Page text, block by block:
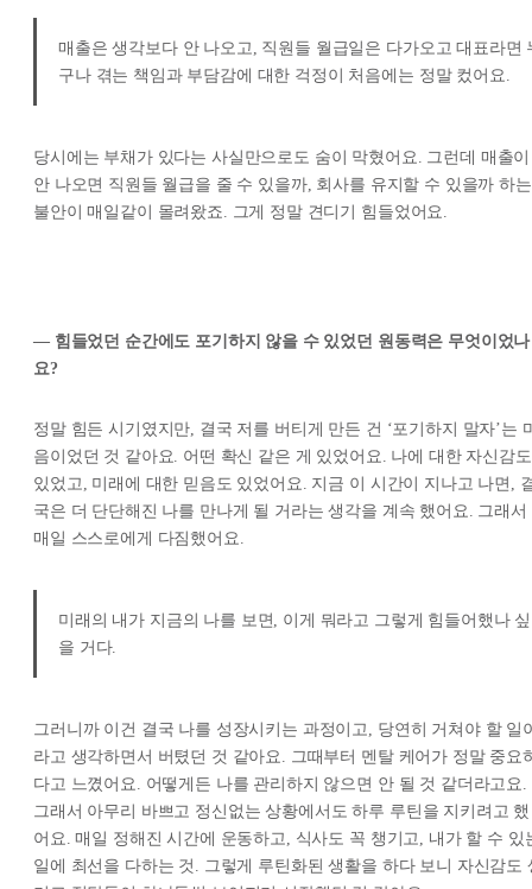
매출은 생각보다 안 나오고, 직원들 월급일은 다가오고 대표라면
구나 겪는 책임과 부담감에 대한 걱정이 처음에는 정말 컸어요.
당시에는 부채가 있다는 사실만으로도 숨이 막혔어요. 그런데 매출이
안 나오면 직원들 월급을 줄 수 있을까, 회사를 유지할 수 있을까 하는
불안이 매일같이 몰려왔죠. 그게 정말 견디기 힘들었어요.
— 힘들었던 순간에도 포기하지 않을 수 있었던 원동력은 무엇이었나
요?
정말 힘든 시기였지만, 결국 저를 버티게 만든 건 ‘포기하지 말자’는
음이었던 것 같아요. 어떤 확신 같은 게 있었어요. 나에 대한 자신감도
있었고, 미래에 대한 믿음도 있었어요. 지금 이 시간이 지나고 나면,
국은 더 단단해진 나를 만나게 될 거라는 생각을 계속 했어요. 그래서
매일 스스로에게 다짐했어요.
미래의 내가 지금의 나를 보면, 이게 뭐라고 그렇게 힘들어했나 싶
을 거다.
그러니까 이건 결국 나를 성장시키는 과정이고, 당연히 거쳐야 할 일
라고 생각하면서 버텼던 것 같아요. 그때부터 멘탈 케어가 정말 중요
다고 느꼈어요. 어떻게든 나를 관리하지 않으면 안 될 것 같더라고요.
그래서 아무리 바쁘고 정신없는 상황에서도 하루 루틴을 지키려고 했
어요. 매일 정해진 시간에 운동하고, 식사도 꼭 챙기고, 내가 할 수 있
일에 최선을 다하는 것. 그렇게 루틴화된 생활을 하다 보니 자신감도